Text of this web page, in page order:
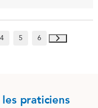
4 5 6
les praticiens